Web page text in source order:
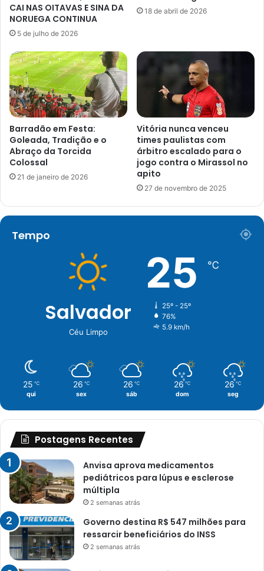
CAI NAS OITAVAS E SINA DA
NORUEGA CONTINUA
5 de julho de 2026
18 de abril de 2026
Barradão em Festa:
Goleada, Tradição e o
Abraço da Torcida
Colossal
21 de janeiro de 2026
Vitória nunca venceu
times paulistas com
árbitro escalado para o
jogo contra o Mirassol no
apito
27 de novembro de 2025
Tempo
Salvador
Céu Limpo
25 ℃
25º - 25º
76%
5.9 km/h
25 ℃
qui
26 ℃
sex
26 ℃
sáb
26 ℃
dom
26 ℃
seg
Postagens Recentes
Anvisa aprova medicamentos
pediátricos para lúpus e esclerose
múltipla
2 semanas atrás
Governo destina R$ 547 milhões para
ressarcir beneficiários do INSS
2 semanas atrás